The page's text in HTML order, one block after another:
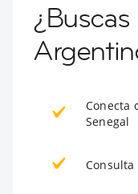
Conecta
Senegal